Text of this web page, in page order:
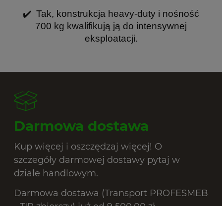
✔️ Tak, konstrukcja heavy-duty i nośność
700 kg kwalifikują ją do intensywnej
eksploatacji.
Darmowa dostawa
Kup więcej i oszczędzaj więcej! O
szczegóły darmowej dostawy pytaj w
dziale handlowym.
Darmowa dostawa (Transport PROFESMEB